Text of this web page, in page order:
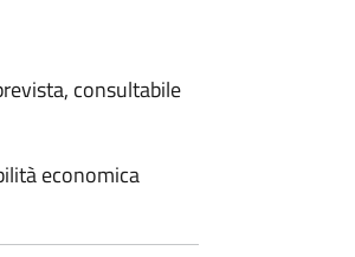
consultabile
economica